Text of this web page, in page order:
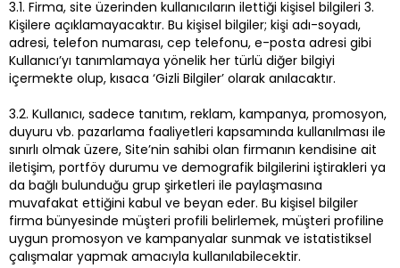
3.1. Firma, site üzerinden kullanıcıların ilettiği kişisel bilgileri 3.
Kişilere açıklamayacaktır. Bu kişisel bilgiler; kişi adı-soyadı,
adresi, telefon numarası, cep telefonu, e-posta adresi gibi
Kullanıcı’yı tanımlamaya yönelik her türlü diğer bilgiyi
içermekte olup, kısaca ‘Gizli Bilgiler’ olarak anılacaktır.
3.2. Kullanıcı, sadece tanıtım, reklam, kampanya, promosyon,
duyuru vb. pazarlama faaliyetleri kapsamında kullanılması ile
sınırlı olmak üzere, Site’nin sahibi olan firmanın kendisine ait
iletişim, portföy durumu ve demografik bilgilerini iştirakleri ya
da bağlı bulunduğu grup şirketleri ile paylaşmasına
muvafakat ettiğini kabul ve beyan eder. Bu kişisel bilgiler
firma bünyesinde müşteri profili belirlemek, müşteri profiline
uygun promosyon ve kampanyalar sunmak ve istatistiksel
çalışmalar yapmak amacıyla kullanılabilecektir.